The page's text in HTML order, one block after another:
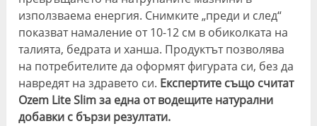
използваема енергия. Снимките „преди и след“
показват намаление от 10-12 см в обиколката на
талията, бедрата и ханша. Продуктът позволява
на потребителите да оформят фигурата си, без да
навредят на здравето си. Експертите също считат
Ozem Lite Slim за една от водещите натурални
добавки с бързи резултати.